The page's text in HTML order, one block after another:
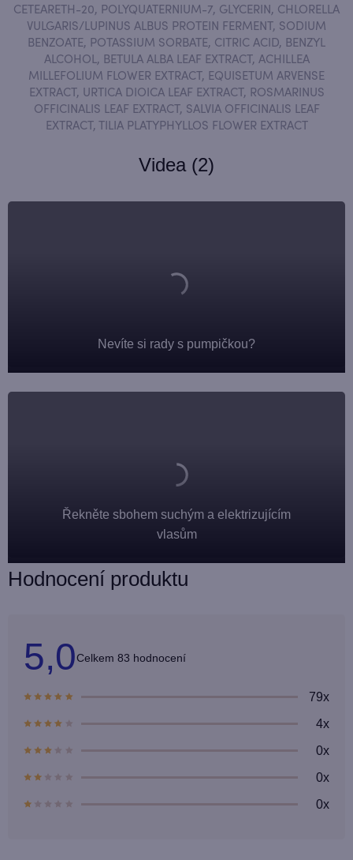
CETEARETH-20, POLYQUATERNIUM-7, GLYCERIN, CHLORELLA
VULGARIS/LUPINUS ALBUS PROTEIN FERMENT, SODIUM
BENZOATE, POTASSIUM SORBATE, CITRIC ACID, BENZYL
ALCOHOL, BETULA ALBA LEAF EXTRACT, ACHILLEA
MILLEFOLIUM FLOWER EXTRACT, EQUISETUM ARVENSE
EXTRACT, URTICA DIOICA LEAF EXTRACT, ROSMARINUS
OFFICINALIS LEAF EXTRACT, SALVIA OFFICINALIS LEAF
EXTRACT, TILIA PLATYPHYLLOS FLOWER EXTRACT
Videa (2)
Nevíte si rady s pumpičkou?
Řekněte sbohem suchým a elektrizujícím
vlasům
Hodnocení produktu
5,0Průměrné
hodnocení
5
83 hodnocení
79x
4x
0x
0x
0x